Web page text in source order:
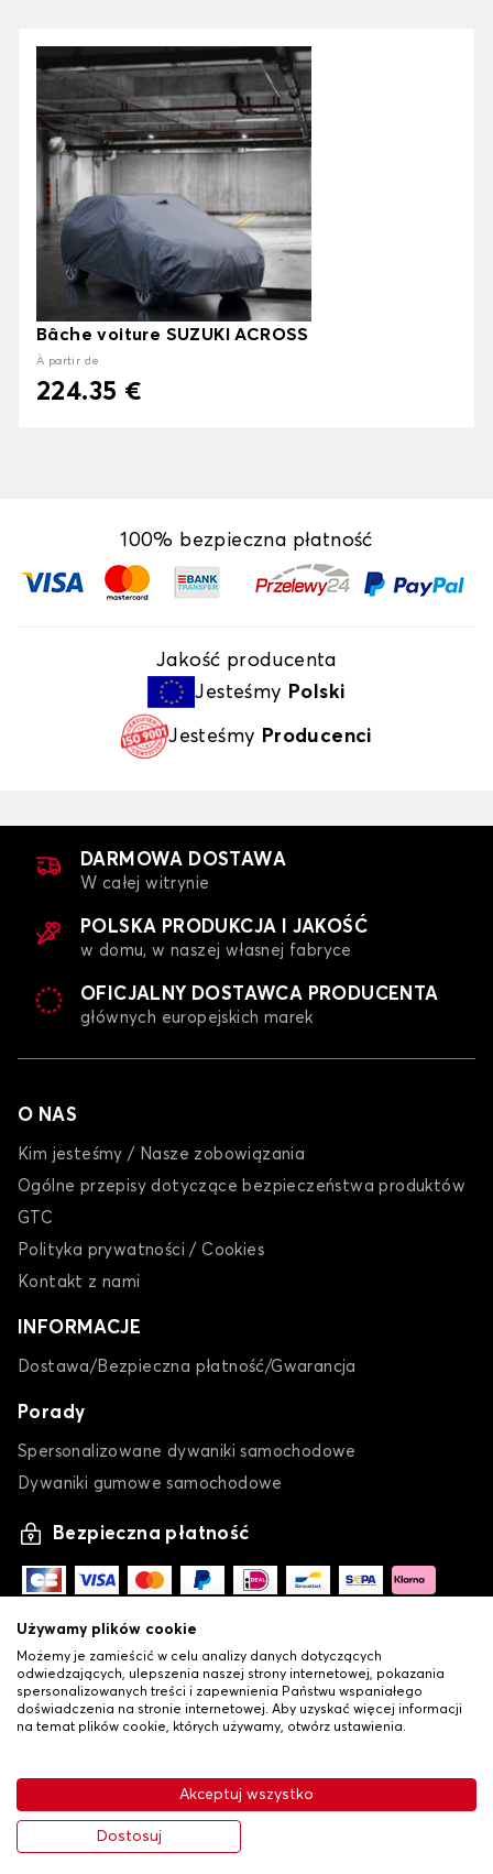
121,80 zł
-30% 174,00 zł
Bâche voiture SUZUKI ACROSS
À partir de
224.35 €
100% bezpieczna płatność
Jakość producenta
Jesteśmy Polski
Jesteśmy Producenci
DARMOWA DOSTAWA
W całej witrynie
POLSKA PRODUKCJA I JAKOŚĆ
w domu, w naszej własnej fabryce
OFICJALNY DOSTAWCA PRODUCENTA
głównych europejskich marek
O NAS
Kim jesteśmy / Nasze zobowiązania
Ogólne przepisy dotyczące bezpieczeństwa produktów
GTC
Polityka prywatności / Cookies
Kontakt z nami
INFORMACJE
Dostawa/Bezpieczna płatność/Gwarancja
Porady
Spersonalizowane dywaniki samochodowe
Dywaniki gumowe samochodowe
Bezpieczna płatność
© Copyright 2026 Lovauto-Ogólne warunki sprzedaży•
Polityka prywatności i plików cookie•Livraison
Używamy plików cookie
Możemy je zamieścić w celu analizy danych dotyczących
odwiedzających, ulepszenia naszej strony internetowej, pokazania
spersonalizowanych treści i zapewnienia Państwu wspaniałego
doświadczenia na stronie internetowej. Aby uzyskać więcej informacji
na temat plików cookie, których używamy, otwórz ustawienia.
Akceptuj wszystko
Dostosuj